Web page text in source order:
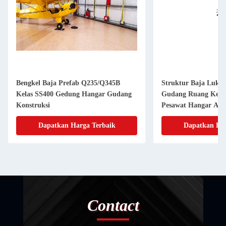
Bengkel Baja Prefab Q235/Q345B
Kelas SS400 Gedung Hangar Gudang
Konstruksi
Dapatkan Harga Terbaik
Struktur Baja Lukis
Gudang Ruang
Pesawat Hangar
Dapatkan
Contact